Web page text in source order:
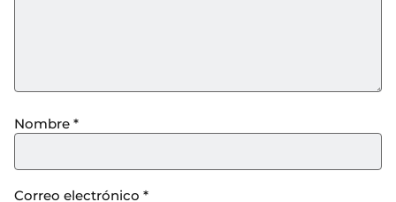
Nombre *
Correo electrónico *